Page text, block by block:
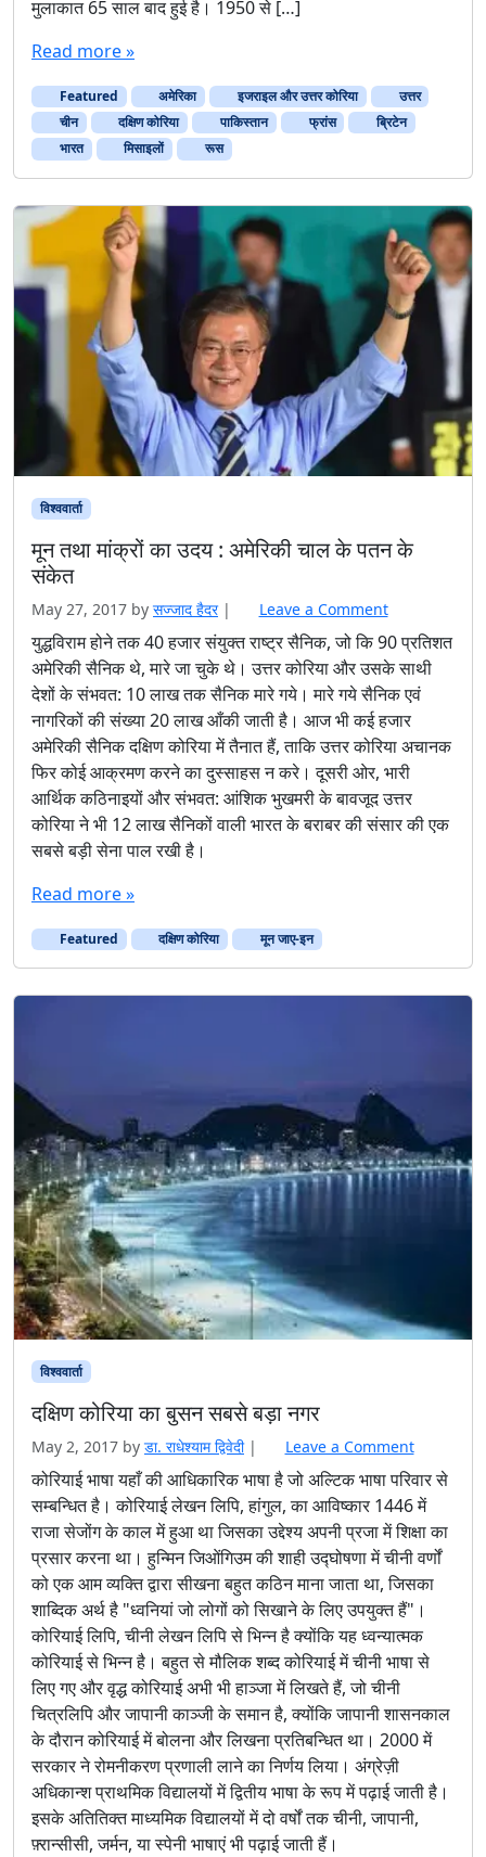
मुलाकात 65 साल बाद हुई है। 1950 से […]
Read more »
Featured अमेरिका इजराइल और उत्तर कोरिया
उत्तर
चीन
दक्षिण कोरिया पाकिस्‍तान फ्रांस
ब्रिटेन
भारत
मिसाइलों रूस
विश्ववार्ता
मून तथा मांक्रों का उदय : अमेरिकी चाल के पतन के
संकेत
May 27, 2017 by सज्जाद हैदर | Leave a Comment
युद्धविराम होने तक 40 हजार संयुक्त राष्ट्र सैनिक, जो कि 90 प्रतिशत
अमेरिकी सैनिक थे, मारे जा चुके थे। उत्तर कोरिया और उसके साथी
देशों के संभवत: 10 लाख तक सैनिक मारे गये। मारे गये सैनिक एवं
नागरिकों की संख्या 20 लाख आँकी जाती है। आज भी कई हजार
अमेरिकी सैनिक दक्षिण कोरिया में तैनात हैं, ताकि उत्तर कोरिया अचानक
फिर कोई आक्रमण करने का दुस्साहस न करे। दूसरी ओर, भारी
आर्थिक कठिनाइयों और संभवत: आंशिक भुखमरी के बावजूद उत्तर
कोरिया ने भी 12 लाख सैनिकों वाली भारत के बराबर की संसार की एक
सबसे बड़ी सेना पाल रखी है।
Read more »
Featured दक्षिण कोरिया मून जाए-इन
विश्ववार्ता
दक्षिण कोरिया का बुसन सबसे बड़ा नगर
May 2, 2017 by डा. राधेश्याम द्विवेदी | Leave a Comment
कोरियाई भाषा यहाँ की आधिकारिक भाषा है जो अल्टिक भाषा परिवार से
सम्बन्धित है। कोरियाई लेखन लिपि, हांगुल, का आविष्कार 1446 में
राजा सेजोंग के काल में हुआ था जिसका उद्देश्य अपनी प्रजा में शिक्षा का
प्रसार करना था। हुन्मिन जिओंगिउम की शाही उद्घोषणा में चीनी वर्णों
को एक आम व्यक्ति द्वारा सीखना बहुत कठिन माना जाता था, जिसका
शाब्दिक अर्थ है "ध्वनियां जो लोगों को सिखाने के लिए उपयुक्त हैं"।
कोरियाई लिपि, चीनी लेखन लिपि से भिन्न है क्योंकि यह ध्वन्यात्मक
कोरियाई से भिन्न है। बहुत से मौलिक शब्द कोरियाई में चीनी भाषा से
लिए गए और वृद्ध कोरियाई अभी भी हाञ्जा में लिखते हैं, जो चीनी
चित्रलिपि और जापानी काञ्जी के समान है, क्योंकि जापानी शासनकाल
के दौरान कोरियाई में बोलना और लिखना प्रतिबन्धित था। 2000 में
सरकार ने रोमनीकरण प्रणाली लाने का निर्णय लिया। अंग्रेज़ी
अधिकान्श प्राथमिक विद्यालयों में द्वितीय भाषा के रूप में पढ़ाई जाती है।
इसके अतितिक्त माध्यमिक विद्यालयों में दो वर्षों तक चीनी, जापानी,
फ़्रान्सीसी, जर्मन, या स्पेनी भाषाएं भी पढ़ाई जाती हैं।